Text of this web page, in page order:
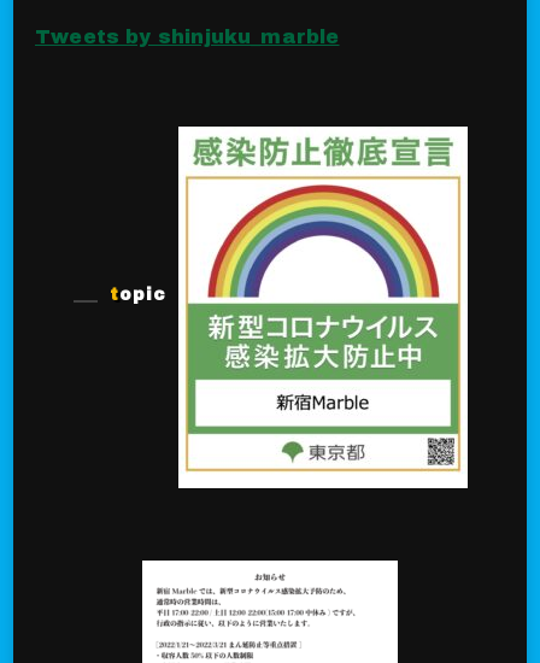
Tweets by shinjuku_marble
topic